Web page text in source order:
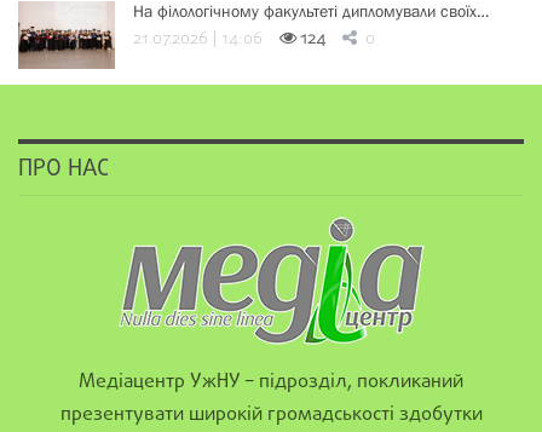
На філологічному факультеті дипломували своїх…
21.07.2026 | 14:06 124 0
ПРО НАС
Медіацентр УжНУ – підрозділ, покликаний
презентувати широкій громадськості здобутки